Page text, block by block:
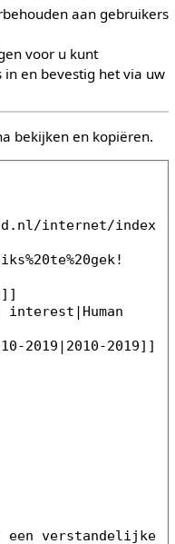
aan gebruikers
voor u kunt
en bevestig het via uw
bekijken en kopiëren.